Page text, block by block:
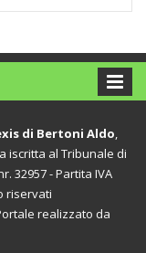
di Bertoni Aldo,
iscritta al Tribunale di
32957 - Partita IVA
riservati
realizzato da